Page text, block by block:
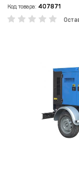
Код товара: 407871